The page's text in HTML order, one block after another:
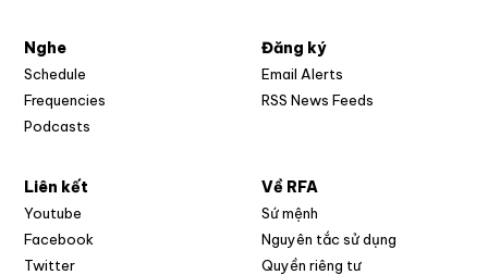
Nghe
Schedule
Frequencies
Podcasts
Đăng ký
Email Alerts
RSS News Feeds
Liên kết
Youtube
Facebook
Twitter
Về RFA
Sứ mệnh
Nguyên tắc sử dụng
Quyền riêng tư